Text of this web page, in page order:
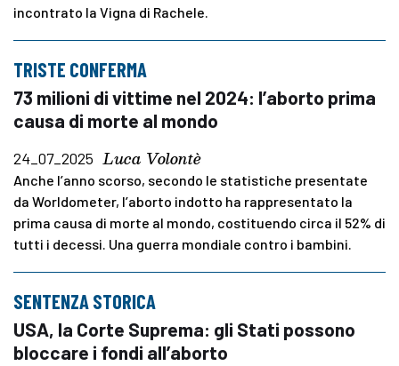
incontrato la Vigna di Rachele.
TRISTE CONFERMA
73 milioni di vittime nel 2024: l’aborto prima
causa di morte al mondo
24_07_2025 Luca Volontè
Anche l’anno scorso, secondo le statistiche presentate
da Worldometer, l’aborto indotto ha rappresentato la
prima causa di morte al mondo, costituendo circa il 52% di
tutti i decessi. Una guerra mondiale contro i bambini.
SENTENZA STORICA
USA, la Corte Suprema: gli Stati possono
bloccare i fondi all’aborto